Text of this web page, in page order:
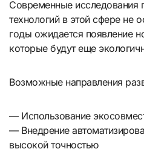
Современные исследования
технологий в этой сфере не
годы ожидается появление
которые будут еще
Возможные направления
— Использование
— Внедрение
высокой точностью